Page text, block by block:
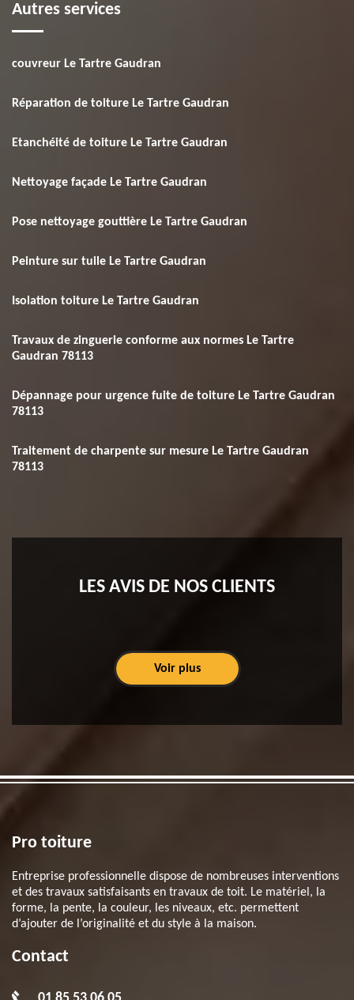
Autres services
couvreur Le Tartre Gaudran
Réparation de toiture Le Tartre Gaudran
Etanchéité de toiture Le Tartre Gaudran
Nettoyage façade Le Tartre Gaudran
Pose nettoyage gouttière Le Tartre Gaudran
Peinture sur tuile Le Tartre Gaudran
Isolation toiture Le Tartre Gaudran
Travaux de zinguerie conforme aux normes Le Tartre
Gaudran 78113
Dépannage pour urgence fuite de toiture Le Tartre Gaudran
78113
Traitement de charpente sur mesure Le Tartre Gaudran
78113
LES AVIS DE NOS CLIENTS
Voir plus
Pro toiture
Entreprise professionnelle dispose de nombreuses interventions
et des travaux satisfaisants en travaux de toit. Le matériel, la
forme, la pente, la couleur, les niveaux, etc. permettent
d’ajouter de l’originalité et du style à la maison.
Contact